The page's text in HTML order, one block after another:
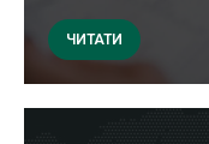
ЧИТАТИ